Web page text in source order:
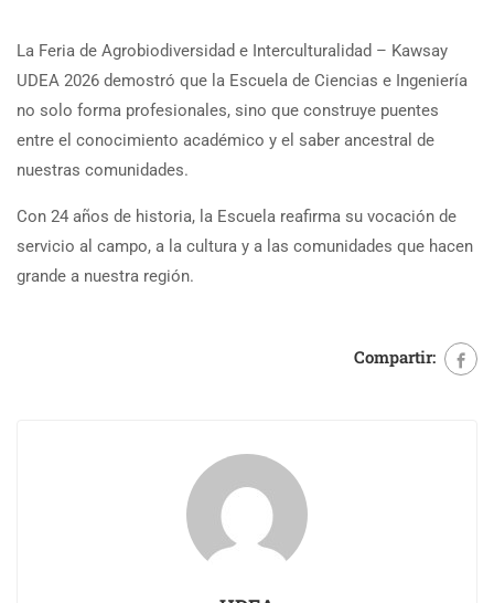
La Feria de Agrobiodiversidad e Interculturalidad – Kawsay
UDEA 2026 demostró que la Escuela de Ciencias e Ingeniería
no solo forma profesionales, sino que construye puentes
entre el conocimiento académico y el saber ancestral de
nuestras comunidades.
Con 24 años de historia, la Escuela reafirma su vocación de
servicio al campo, a la cultura y a las comunidades que hacen
grande a nuestra región.
Compartir: